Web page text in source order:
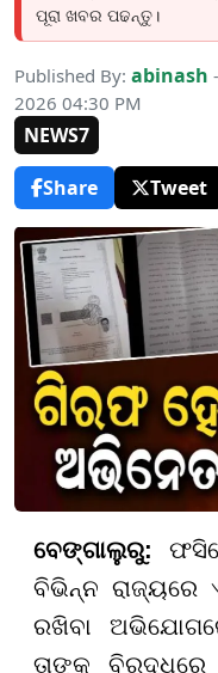
ପୂରା ଖବର ପଢନ୍ତୁ।
Published By: abinash
2026 04:30 PM
NEWS7
Share
Tweet
ବେଙ୍ଗାଲୁରୁ:
ବିଭିନ୍ନ ରାଜ୍ୟରେ
ରଖିବା
ତାଙ୍କ ବିରୁଦ୍ଧରେ